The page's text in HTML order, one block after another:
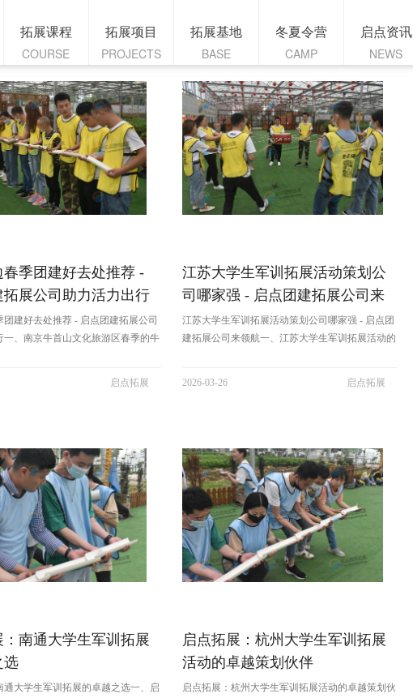
拓展课程
COURSE
拓展项目
PROJECTS
拓展基地
BASE
冬夏令营
CAMP
启点资讯
NEWS
春季团建好去处推荐 -
拓展公司助力活力出行
团建好去处推荐 - 启点团建拓展公司
一、南京牛首山文化旅游区春季的牛
宫的宏伟壮观令人惊叹。团队可漫步
启点拓展
江苏大学生军训拓展活动策划公
司哪家强 - 启点团建拓展公司来
领航
江苏大学生军训拓展活动策划公司哪家强 - 启点团
建拓展公司来领航一、江苏大学生军训拓展活动的
展活动能有效提升身体素质。军训中的站军姿、齐
2026-03-26 启点拓展
：南通大学生军训拓展
选
通大学生军训拓展的卓越之选一、启
启点拓展：杭州大学生军训拓展
活动的卓越策划伙伴
启点拓展：杭州大学生军训拓展活动的卓越策划伙